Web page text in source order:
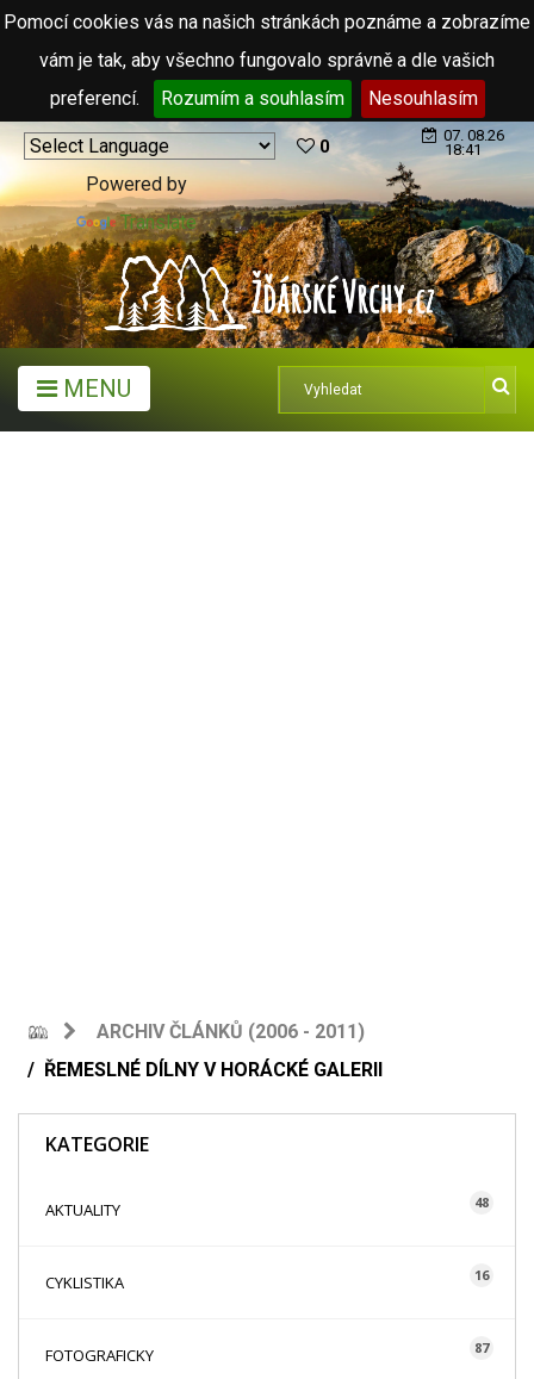
Pomocí cookies vás na našich stránkách poznáme a zobrazíme
vám je tak, aby všechno fungovalo správně a dle vašich
preferencí.
Rozumím a souhlasím Nesouhlasím
Powered by
Translate
0
07. 08.26
18:41
MENU
ARCHIV ČLÁNKŮ (2006 - 2011)
ŘEMESLNÉ DÍLNY V HORÁCKÉ GALERII
KATEGORIE
AKTUALITY 48
CYKLISTIKA 16
FOTOGRAFICKY 87